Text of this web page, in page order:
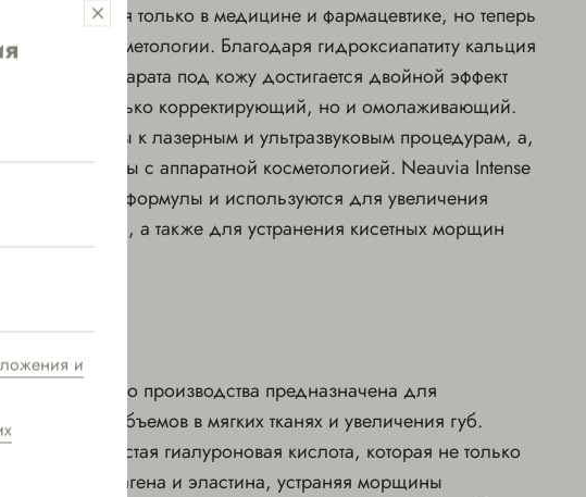
применялся только в медицине и фармацевтике, но теперь
и в косметологии. Благодаря гидроксиапатиту кальция
введении препарата под кожу достигается двойной эффект
— не только корректирующий, но и омолаживающий.
устойчивы к лазерным и ультразвуковым процедурам, а,
совместимы с аппаратной косметологией. Neauvia Intense
— именно эти формулы и используются для увеличения
формы, а также для устранения кисетных морщин
итальянского производства предназначена для
объемов в мягких тканях и увеличения губ.
— ультрачистая гиалуроновая кислота, которая не только
коллагена и эластина, устраняя морщины
и